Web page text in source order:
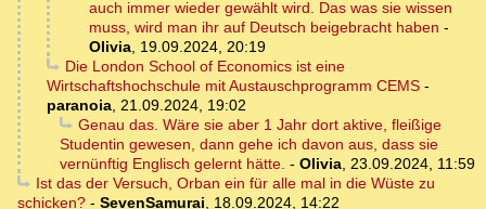
auch immer wieder gewählt wird. Das was sie wissen
muss, wird man ihr auf Deutsch beigebracht haben -
Olivia, 19.09.2024, 20:19
Die London School of Economics ist eine
Wirtschaftshochschule mit Austauschprogramm CEMS -
paranoia, 21.09.2024, 19:02
Genau das. Wäre sie aber 1 Jahr dort aktive, fleißige
Studentin gewesen, dann gehe ich davon aus, dass sie
vernünftig Englisch gelernt hätte. - Olivia, 23.09.2024, 11:59
Ist das der Versuch, Orban ein für alle mal in die Wüste zu
schicken? - SevenSamurai, 18.09.2024, 14:22